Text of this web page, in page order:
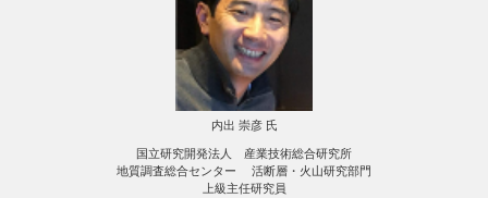
内出 崇彦 氏
国立研究開発法人 産業技術総合研究所
地質調査総合センター 活断層・火山研究部門
上級主任研究員